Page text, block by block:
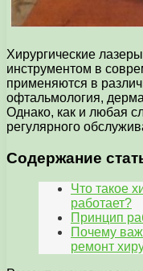
Хирургические
инструментом в
применяются в
офтальмология,
Однако, как и любая
регулярного
Содержание
Что такое
работает?
Принцип
Почему
ремонт